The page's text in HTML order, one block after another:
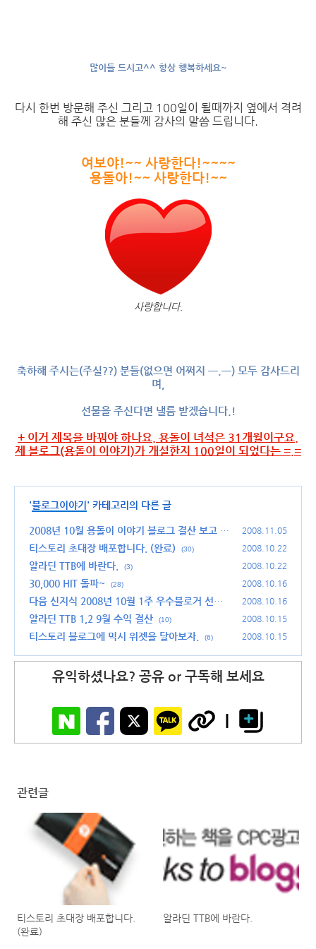
많이들 드시고^^ 항상 행복하세요~
다시 한번 방문해 주신 그리고 100일이 될때까지 옆에서 격려
해 주신 많은 분들께 감사의 말씀 드립니다.
여보야!~~ 사랑한다!~~~~
용돌아!~~ 사랑한다!~~
사랑합니다.
축하해 주시는(주실??) 분들(없으면 어쩌지 ㅡ.ㅡ) 모두 감사드리
며,
선물을 주신다면 낼름 받겠습니다.!
+ 이거 제목을 바꿔야 하나요. 용돌이 녀석은 31개월이구요.
제 블로그(용돌이 이야기)가 개설한지 100일이 되었다는 =.=
'블로그이야기 ' 카테고리의 다른 글
2008년 10월 용돌이 이야기 블로그 결산 보고
(2
9)
2008.11.05
티스토리 초대장 배포합니다. (완료) (30) 2008.10.22
알라딘 TTB에 바란다. (3) 2008.10.22
30,000 HIT 돌파~ (28) 2008.10.16
다음 신지식 2008년 10월 1주 우수블로거 선정
~!
(14)
2008.10.16
알라딘 TTB 1,2 9월 수익 결산 (10) 2008.10.15
티스토리 블로그에 믹시 위젯을 달아보자. (6) 2008.10.15
유익하셨나요? 공유 or 구독해 보세요
관련글
티스토리 초대장 배포합니다.
(완료)
알라딘 TTB에 바란다.